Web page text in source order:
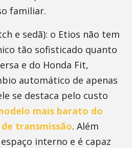
familiar.
e sedã): o Etios não tem
tão sofisticado quanto
e do Honda Fit,
automático de apenas
se destaca pelo custo
mais barato do
transmissão. Além
interno e é capaz